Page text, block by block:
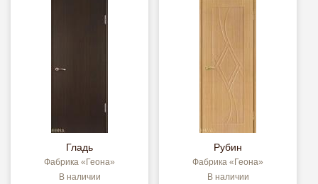
Гладь
Фабрика «Геона»
В наличии
Рубин
Фабрика «Геона»
В наличии